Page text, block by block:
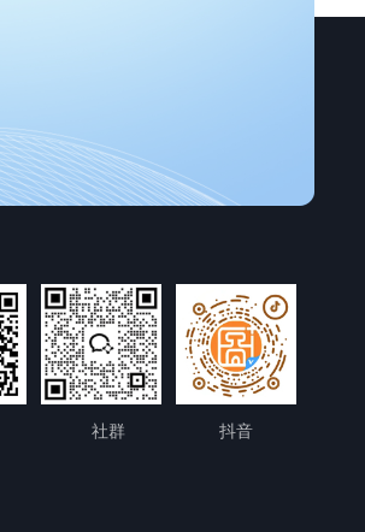
社群 抖音